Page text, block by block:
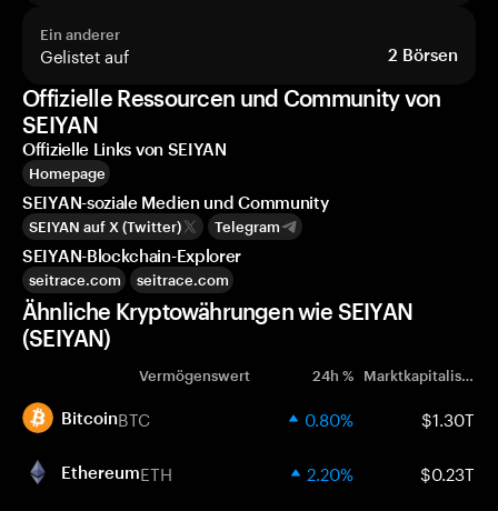
Ein anderer
Gelistet auf 2 Börsen
Offizielle Ressourcen und Community von
SEIYAN
Offizielle Links von SEIYAN
Homepage
SEIYAN-soziale Medien und Community
SEIYAN auf X (Twitter) Telegram
SEIYAN-Blockchain-Explorer
seitrace.com seitrace.com
Ähnliche Kryptowährungen wie SEIYAN
(SEIYAN)
Vermögenswert 24h % Marktkapitalisierung
BitcoinBTC 0.80% $1.30T
EthereumETH 2.20% $0.23T